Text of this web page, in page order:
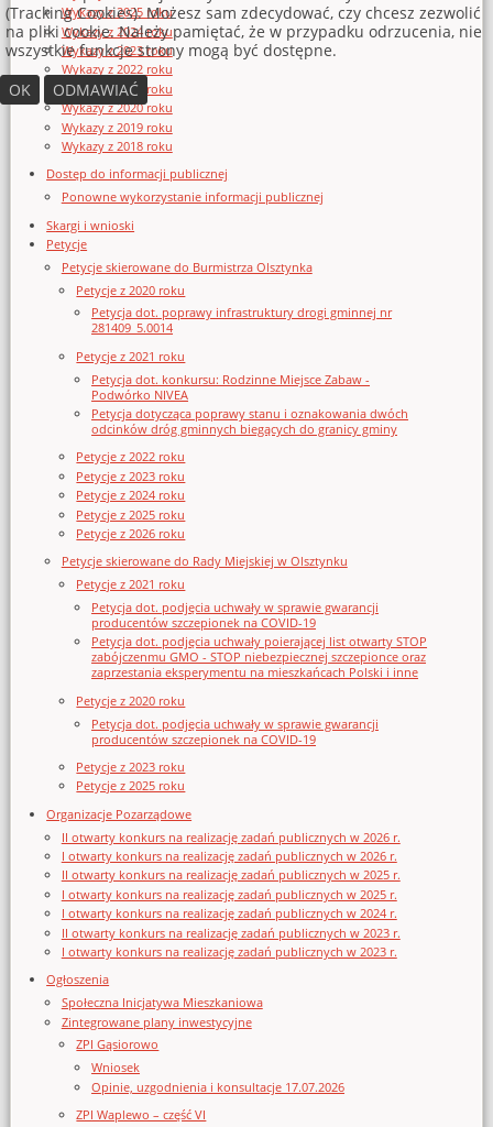
Wykazy z 2025 roku
Wykazy z 2024 roku
Wykazy z 2023 roku
Wykazy z 2022 roku
Wykazy z 2021 roku
Wykazy z 2020 roku
Wykazy z 2019 roku
Wykazy z 2018 roku
Dostęp do informacji publicznej
Ponowne wykorzystanie informacji publicznej
Skargi i wnioski
Petycje
Petycje skierowane do Burmistrza Olsztynka
Petycje z 2020 roku
Petycja dot. poprawy infrastruktury drogi gminnej nr
281409_5.0014
Petycje z 2021 roku
Petycja dot. konkursu: Rodzinne Miejsce Zabaw -
Podwórko NIVEA
Petycja dotycząca poprawy stanu i oznakowania dwóch
odcinków dróg gminnych biegących do granicy gminy
Petycje z 2022 roku
Petycje z 2023 roku
Petycje z 2024 roku
Petycje z 2025 roku
Petycje z 2026 roku
Petycje skierowane do Rady Miejskiej w Olsztynku
Petycje z 2021 roku
Petycja dot. podjęcia uchwały w sprawie gwarancji
producentów szczepionek na COVID-19
Petycja dot. podjęcia uchwały poierającej list otwarty STOP
zabójczenmu GMO - STOP niebezpiecznej szczepionce oraz
zaprzestania eksperymentu na mieszkańcach Polski i inne
Petycje z 2020 roku
Petycja dot. podjęcia uchwały w sprawie gwarancji
producentów szczepionek na COVID-19
Petycje z 2023 roku
Petycje z 2025 roku
Organizacje Pozarządowe
II otwarty konkurs na realizację zadań publicznych w 2026 r.
I otwarty konkurs na realizację zadań publicznych w 2026 r.
II otwarty konkurs na realizację zadań publicznych w 2025 r.
I otwarty konkurs na realizację zadań publicznych w 2025 r.
I otwarty konkurs na realizację zadań publicznych w 2024 r.
II otwarty konkurs na realizację zadań publicznych w 2023 r.
I otwarty konkurs na realizację zadań publicznych w 2023 r.
Ogłoszenia
Społeczna Inicjatywa Mieszkaniowa
Zintegrowane plany inwestycyjne
ZPI Gąsiorowo
Wniosek
Opinie, uzgodnienia i konsultacje 17.07.2026
ZPI Waplewo – część VI
(Tracking Cookies). Możesz sam zdecydować, czy chcesz zezwolić
na pliki cookie. Należy pamiętać, że w przypadku odrzucenia, nie
wszystkie funkcje strony mogą być dostępne.
OK
ODMAWIAĆ